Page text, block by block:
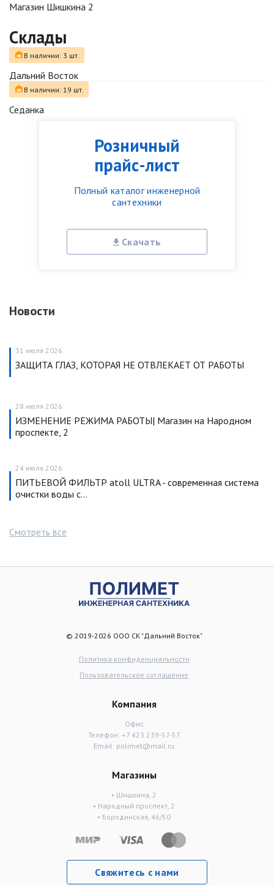
Розничный
прайс-лист
Полный каталог инженерной
сантехники
Скачать
Новости
31 июля 2026
ЗАЩИТА ГЛАЗ, КОТОРАЯ НЕ ОТВЛЕКАЕТ ОТ РАБОТЫ
28 июля 2026
ИЗМЕНЕНИЕ РЕЖИМА РАБОТЫ| Магазин на Народном
проспекте, 2
24 июля 2026
ПИТЬЕВОЙ ФИЛЬТР atoll ULTRA - современная система
очистки воды с…
Смотреть все
Магазин Шишкина 2
Склады
В наличии: 3 шт.
Дальний Восток
В наличии: 19 шт.
Седанка
© 2019-2026 ООО СК "Дальний Восток"
Политика конфиденциальности
Пользовательское соглашение
Компания
Офис
Телефон: +7 423 239-57-57
Email: polimet@mail.ru
Магазины
• Шишкина, 2
• Народный проспект, 2
• Бородинская, 46/50
Свяжитесь с нами